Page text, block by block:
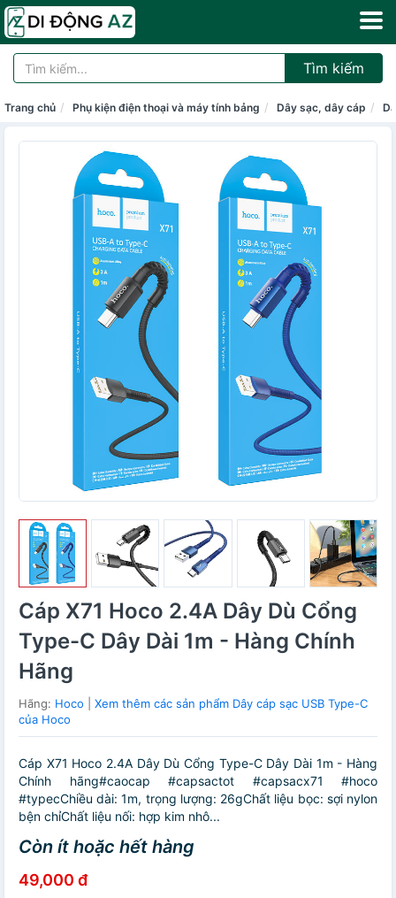
Tìm kiếm
Trang chủ Phụ kiện điện thoại và máy tính bảng Dây sạc, dây cáp
Cáp X71 Hoco 2.4A Dây Dù Cổng
Type-C Dây Dài 1m - Hàng Chính
Hãng
Hãng: Hoco
Xem thêm các sản phẩm Dây cáp sạc USB Type-C
của Hoco
Cáp X71 Hoco 2.4A Dây Dù Cổng Type-C Dây Dài 1m - Hàng
Chính hãng#caocap #capsactot #capsacx71 #hoco
#typecChiều dài: 1m, trọng lượng: 26gChất liệu bọc: sợi nylon
bện chỉChất liệu nối: hợp kim nhô...
Còn ít hoặc hết hàng
49,000 đ